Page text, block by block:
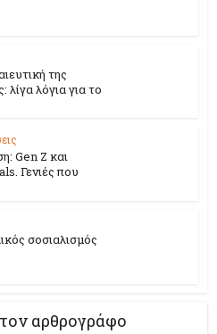
της
λίγα λόγια για το
Gen Z και
Γενιές που
σοσιαλισμός
αρθρογράφο